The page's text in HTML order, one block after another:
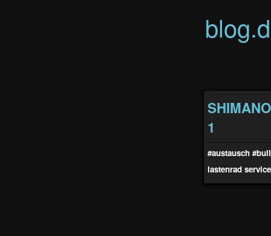
1
#austausch
lastenrad service